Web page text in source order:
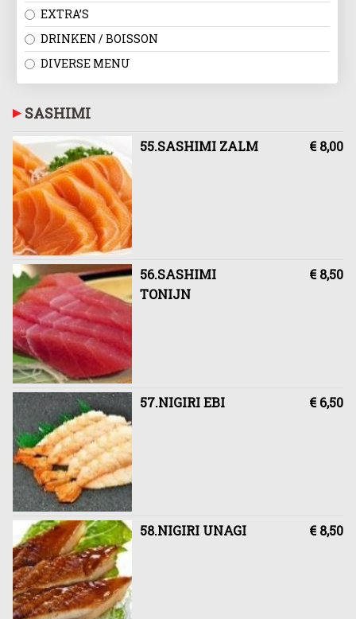
EXTRA’S
DRINKEN / BOISSON
DIVERSE MENU
SASHIMI
55.SASHIMI ZALM € 8,00
56.SASHIMI
TONIJN
€ 8,50
57.NIGIRI EBI € 6,50
58.NIGIRI UNAGI € 8,50